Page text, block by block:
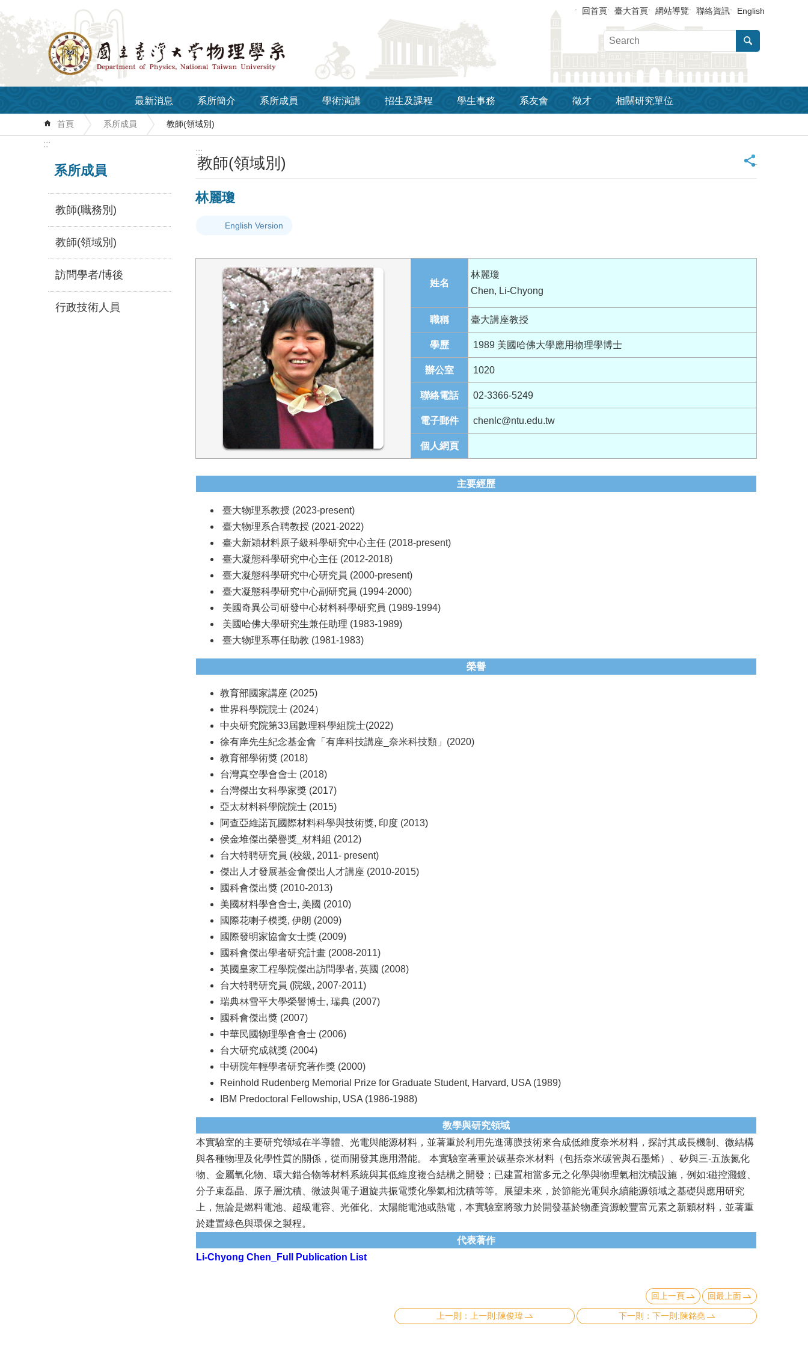
跳到主要內容區塊 回首頁 臺大首頁 網站導覽 聯絡資訊 English
最新消息 系所簡介 系所成員 學術演講 招生及課程 學生事務 系友會 徵才 相關研究單位
首頁 系所成員 教師(領域別)
:::
系所成員
教師(職務別)
教師(領域別)
訪問學者/博後
行政技術人員
:::
教師(領域別) _
林麗瓊
English Version
姓名
林麗瓊
Chen, Li-Chyong
職稱 臺大講座教授
學歷 1989 美國哈佛大學應用物理學博士
辦公室 1020
聯絡電話 02-3366-5249
電子郵件 chenlc@ntu.edu.tw
個人網頁
主要經歷
臺大物理系教授 (2023-present)
臺大物理系合聘教授 (2021-2022)
臺大新穎材料原子級科學研究中心主任 (2018-present)
臺大凝態科學研究中心主任 (2012-2018)
臺大凝態科學研究中心研究員 (2000-present)
臺大凝態科學研究中心副研究員 (1994-2000)
美國奇異公司研發中心材料科學研究員 (1989-1994)
美國哈佛大學研究生兼任助理 (1983-1989)
臺大物理系專任助教 (1981-1983)
榮譽
教育部國家講座 (2025)
世界科學院院士 (2024）
中央研究院第33屆數理科學組院士(2022)
徐有庠先生紀念基金會「有庠科技講座_奈米科技類」(2020)
教育部學術獎 (2018)
台灣真空學會會士 (2018)
台灣傑出女科學家獎 (2017)
亞太材料科學院院士 (2015)
阿查亞維諾瓦國際材料科學與技術獎, 印度 (2013)
侯金堆傑出榮譽獎_材料組 (2012)
台大特聘研究員 (校級, 2011- present)
傑出人才發展基金會傑出人才講座 (2010-2015)
國科會傑出獎 (2010-2013)
美國材料學會會士, 美國 (2010)
國際花喇子模獎, 伊朗 (2009)
國際發明家協會女士獎 (2009)
國科會傑出學者研究計畫 (2008-2011)
英國皇家工程學院傑出訪問學者, 英國 (2008)
台大特聘研究員 (院級, 2007-2011)
瑞典林雪平大學榮譽博士, 瑞典 (2007)
國科會傑出獎 (2007)
中華民國物理學會會士 (2006)
台大研究成就獎 (2004)
中研院年輕學者研究著作獎 (2000)
Reinhold Rudenberg Memorial Prize for Graduate Student, Harvard, USA (1989)
IBM Predoctoral Fellowship, USA (1986-1988)
教學與研究領域
本實驗室的主要研究領域在半導體、光電與能源材料，並著重於利用先進薄膜技術來合成低維度奈米材料，探討其成長機制、微結構
與各種物理及化學性質的關係，從而開發其應用潛能。 本實驗室著重於碳基奈米材料（包括奈米碳管與石墨烯）、矽與三-五族氮化
物、金屬氧化物、環大錯合物等材料系統與其低維度複合結構之開發；已建置相當多元之化學與物理氣相沈積設施，例如:磁控濺鍍、
分子束磊晶、原子層沈積、微波與電子迴旋共振電漿化學氣相沈積等等。展望未來，於節能光電與永續能源領域之基礎與應用研究
上，無論是燃料電池、超級電容、光催化、太陽能電池或熱電，本實驗室將致力於開發基於物產資源較豐富元素之新穎材料，並著重
於建置綠色與環保之製程。
代表著作
Li-Chyong Chen_Full Publication List
回上一頁 回最上面
上一則:陳俊瑋 下一則:陳銘堯